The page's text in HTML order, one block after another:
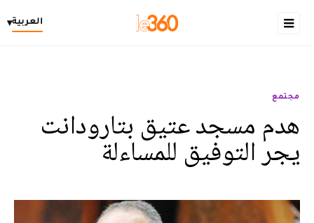
العربية▾
مجتمع
هدم مسجد عتيق بتارودانت
يجر التوفيق للمساءلة